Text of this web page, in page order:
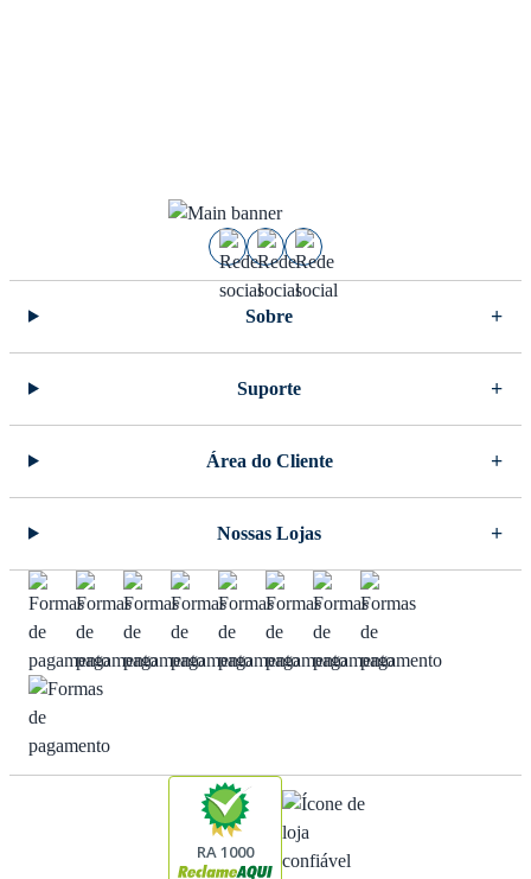
Sobre
Suporte
Área do Cliente
Nossas Lojas
RA 1000